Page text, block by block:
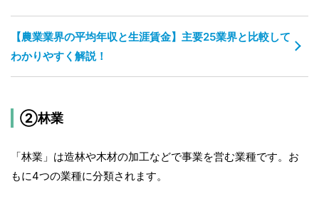
【農業業界の平均年収と生涯賃金】主要25業界と比較して
わかりやすく解説！
②林業
「林業」は造林や木材の加工などで事業を営む業種です。お
もに4つの業種に分類されます。